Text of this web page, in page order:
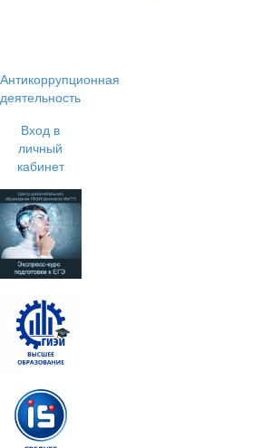
Антикоррупционная
деятельность
Вход в
личный
кабинет